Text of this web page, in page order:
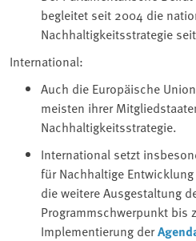
begleitet seit 2004 die
Nachhaltigkeitsstrategie
International:
Auch die Europäische
meisten ihrer
Nachhaltigkeitsstrategie.
International setzt
für Nachhaltige
die weitere Ausgestaltung
Programmschwerpunkt bis
Implementierung der